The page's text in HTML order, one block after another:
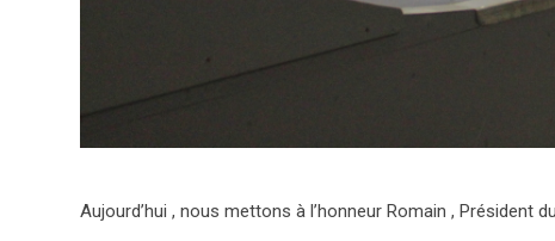
Aujourd’hui , nous mettons à l’honneur Romain , Président